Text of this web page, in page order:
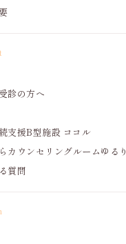
診の方へ
支援B型施設 ココル
カウンセリングルームゆるり
質問